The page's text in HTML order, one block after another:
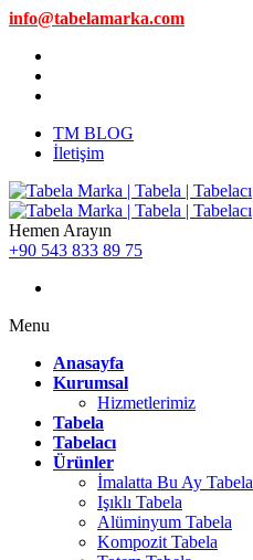
info@tabelamarka.com
TM BLOG
İletişim
Hemen Arayın
+90 543 833 89 75
Menu
Anasayfa
Kurumsal
Hizmetlerimiz
Tabela
Tabelacı
Ürünler
İmalatta Bu Ay Tabela
Işıklı Tabela
Alüminyum Tabela
Kompozit Tabela